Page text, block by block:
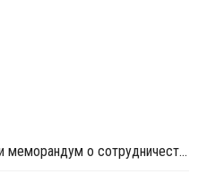
SOCAR и ExxonMobil подписали меморандум о сотрудничестве